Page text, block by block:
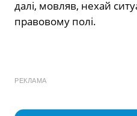
далі, мовляв, нехай
правовому полі.
РЕКЛАМА